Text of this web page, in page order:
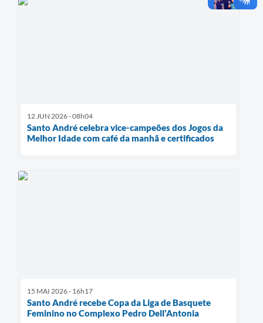
12 JUN 2026 - 08h04
Santo André celebra vice-campeões dos Jogos da
Melhor Idade com café da manhã e certificados
15 MAI 2026 - 16h17
Santo André recebe Copa da Liga de Basquete
Feminino no Complexo Pedro Dell’Antonia